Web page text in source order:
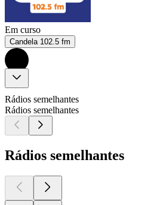
Em curso
Candela 102.5 fm
Rádios semelhantes
Rádios semelhantes
Rádios semelhantes